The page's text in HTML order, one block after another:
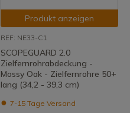
Produkt anzeigen
REF: NE33-C1
SCOPEGUARD 2.0
Zielfernrohrabdeckung -
Mossy Oak - Zielfernrohre 50+
lang (34,2 - 39,3 cm)
7-15 Tage Versand